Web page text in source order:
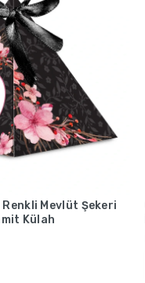
Mevlüt Şekeri
Külah